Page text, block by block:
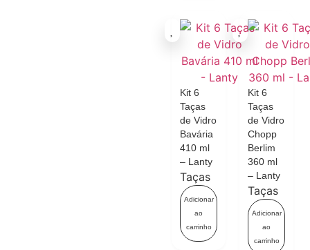
Kit 6
Taças
de Vidro
Bavária
410 ml
– Lanty
Taças
Adicionar
ao
carrinho
Kit 6
Taças
de Vidro
Chopp
Berlim
360 ml
– Lanty
Taças
Adicionar
ao
carrinho